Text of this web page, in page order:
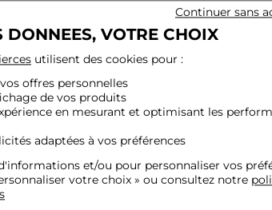
Nouvelle Collection
DONNEES, VOTRE CHOIX
utilisent des cookies pour :
offres personnelles
de vos produits
en mesurant et optimisant les
adaptées à vos préférences
et/ou pour personnaliser vos
votre choix » ou consultez notre
Continuer sans